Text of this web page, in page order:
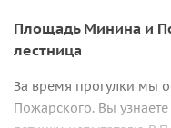
Площадь Минина и
лестница
За время прогулки мы
Пожарского. Вы